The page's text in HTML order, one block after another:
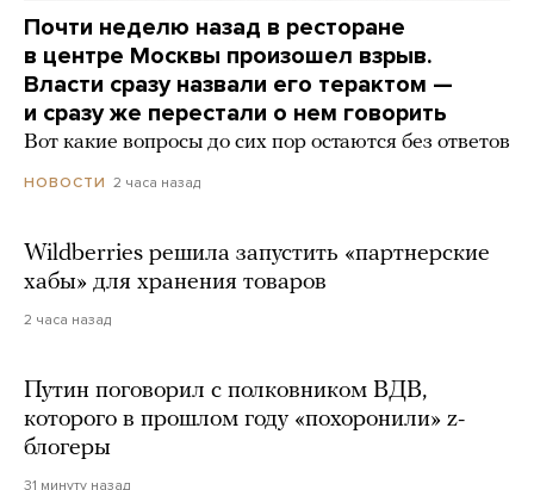
Почти неделю назад в ресторане
в центре Москвы произошел взрыв.
Власти сразу назвали его терактом —
и сразу же перестали о нем говорить
Вот какие вопросы до сих пор остаются без ответов
НОВОСТИ 2 часа назад
Wildberries решила запустить «партнерские
хабы» для хранения товаров
2 часа назад
Путин поговорил с полковником ВДВ,
которого в прошлом году «похоронили» z-
блогеры
31 минуту назад